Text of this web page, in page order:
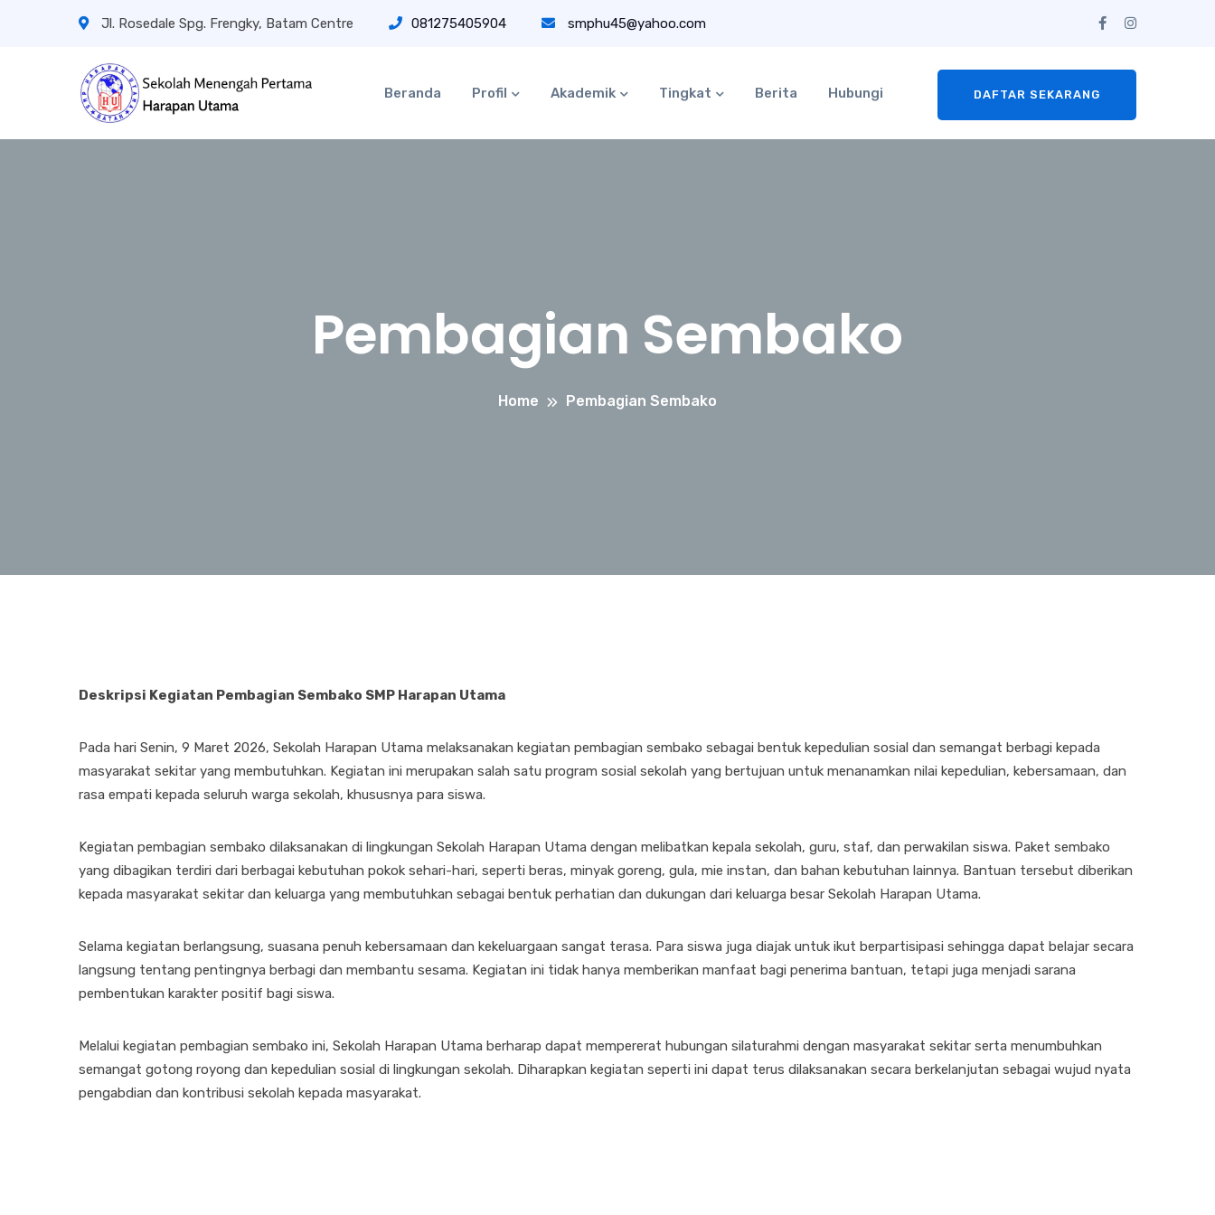
Jl. Rosedale Spg. Frengky, Batam Centre 081275405904 smphu45@yahoo.com
DAFTAR SEKARANG
Beranda Profil Akademik Tingkat Berita Hubungi
Pembagian Sembako
Home Pembagian Sembako
Deskripsi Kegiatan Pembagian Sembako SMP Harapan Utama
Pada hari Senin, 9 Maret 2026, Sekolah Harapan Utama melaksanakan kegiatan pembagian sembako sebagai bentuk kepedulian sosial dan semangat berbagi kepada
masyarakat sekitar yang membutuhkan. Kegiatan ini merupakan salah satu program sosial sekolah yang bertujuan untuk menanamkan nilai kepedulian, kebersamaan, dan
rasa empati kepada seluruh warga sekolah, khususnya para siswa.
Kegiatan pembagian sembako dilaksanakan di lingkungan Sekolah Harapan Utama dengan melibatkan kepala sekolah, guru, staf, dan perwakilan siswa. Paket sembako
yang dibagikan terdiri dari berbagai kebutuhan pokok sehari-hari, seperti beras, minyak goreng, gula, mie instan, dan bahan kebutuhan lainnya. Bantuan tersebut diberikan
kepada masyarakat sekitar dan keluarga yang membutuhkan sebagai bentuk perhatian dan dukungan dari keluarga besar Sekolah Harapan Utama.
Selama kegiatan berlangsung, suasana penuh kebersamaan dan kekeluargaan sangat terasa. Para siswa juga diajak untuk ikut berpartisipasi sehingga dapat belajar secara
langsung tentang pentingnya berbagi dan membantu sesama. Kegiatan ini tidak hanya memberikan manfaat bagi penerima bantuan, tetapi juga menjadi sarana
pembentukan karakter positif bagi siswa.
Melalui kegiatan pembagian sembako ini, Sekolah Harapan Utama berharap dapat mempererat hubungan silaturahmi dengan masyarakat sekitar serta menumbuhkan
semangat gotong royong dan kepedulian sosial di lingkungan sekolah. Diharapkan kegiatan seperti ini dapat terus dilaksanakan secara berkelanjutan sebagai wujud nyata
pengabdian dan kontribusi sekolah kepada masyarakat.